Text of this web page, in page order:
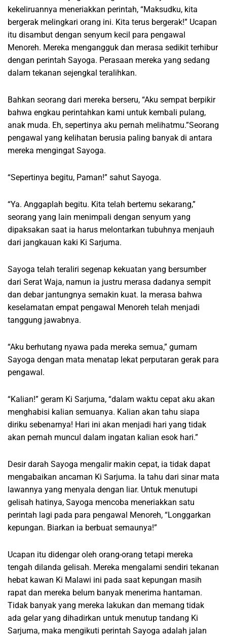
kekeliruannya meneriakkan perintah, “Maksudku, kita
bergerak melingkari orang ini. Kita terus bergerak!” Ucapan
itu disambut dengan senyum kecil para pengawal
Menoreh. Mereka mengangguk dan merasa sedikit terhibur
dengan perintah Sayoga. Perasaan mereka yang sedang
dalam tekanan sejengkal teralihkan.
Bahkan seorang dari mereka berseru, “Aku sempat berpikir
bahwa engkau perintahkan kami untuk kembali pulang,
anak muda. Eh, sepertinya aku pernah melihatmu.”Seorang
pengawal yang kelihatan berusia paling banyak di antara
mereka mengingat Sayoga.
“Sepertinya begitu, Paman!” sahut Sayoga.
“Ya. Anggaplah begitu. Kita telah bertemu sekarang,”
seorang yang lain menimpali dengan senyum yang
dipaksakan saat ia harus melontarkan tubuhnya menjauh
dari jangkauan kaki Ki Sarjuma.
Sayoga telah teraliri segenap kekuatan yang bersumber
dari Serat Waja, namun ia justru merasa dadanya sempit
dan debar jantungnya semakin kuat. Ia merasa bahwa
keselamatan empat pengawal Menoreh telah menjadi
tanggung jawabnya.
“Aku berhutang nyawa pada mereka semua,” gumam
Sayoga dengan mata menatap lekat perputaran gerak para
pengawal.
“Kalian!” geram Ki Sarjuma, “dalam waktu cepat aku akan
menghabisi kalian semuanya. Kalian akan tahu siapa
diriku sebenarnya! Hari ini akan menjadi hari yang tidak
akan pernah muncul dalam ingatan kalian esok hari.”
Desir darah Sayoga mengalir makin cepat, ia tidak dapat
mengabaikan ancaman Ki Sarjuma. Ia tahu dari sinar mata
lawannya yang menyala dengan liar. Untuk menutupi
gelisah hatinya, Sayoga mencoba meneriakkan satu
perintah lagi pada para pengawal Menoreh, “Longgarkan
kepungan. Biarkan ia berbuat semaunya!”
Ucapan itu didengar oleh orang-orang tetapi mereka
tengah dilanda gelisah. Mereka mengalami sendiri tekanan
hebat kawan Ki Malawi ini pada saat kepungan masih
rapat dan mereka belum banyak menerima hantaman.
Tidak banyak yang mereka lakukan dan memang tidak
ada gelar yang dihadirkan untuk menutup tandang Ki
Sarjuma, maka mengikuti perintah Sayoga adalah jalan